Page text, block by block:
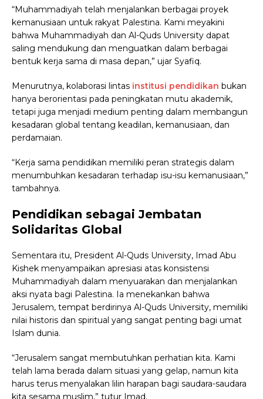
“Muhammadiyah telah menjalankan berbagai proyek
kemanusiaan untuk rakyat Palestina. Kami meyakini
bahwa Muhammadiyah dan Al-Quds University dapat
saling mendukung dan menguatkan dalam berbagai
bentuk kerja sama di masa depan,” ujar Syafiq.
Menurutnya, kolaborasi lintas institusi pendidikan bukan
hanya berorientasi pada peningkatan mutu akademik,
tetapi juga menjadi medium penting dalam membangun
kesadaran global tentang keadilan, kemanusiaan, dan
perdamaian.
“Kerja sama pendidikan memiliki peran strategis dalam
menumbuhkan kesadaran terhadap isu-isu kemanusiaan,”
tambahnya.
Pendidikan sebagai Jembatan
Solidaritas Global
Sementara itu, President Al-Quds University, Imad Abu
Kishek menyampaikan apresiasi atas konsistensi
Muhammadiyah dalam menyuarakan dan menjalankan
aksi nyata bagi Palestina. Ia menekankan bahwa
Jerusalem, tempat berdirinya Al-Quds University, memiliki
nilai historis dan spiritual yang sangat penting bagi umat
Islam dunia.
“Jerusalem sangat membutuhkan perhatian kita. Kami
telah lama berada dalam situasi yang gelap, namun kita
harus terus menyalakan lilin harapan bagi saudara-saudara